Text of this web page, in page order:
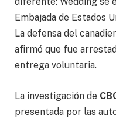
Embajada de Estados
La defensa del
afirmó que fue
entrega voluntaria.
La investigación de
presentada por las